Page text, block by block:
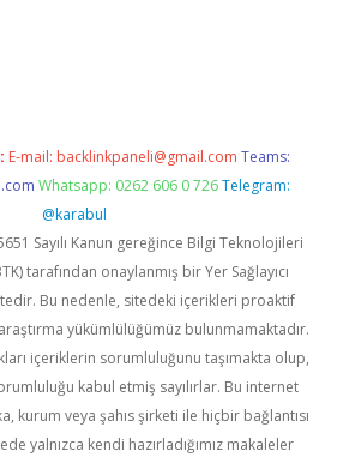
E-mail: backlinkpaneli@gmail.com Teams:
Whatsapp: 0262 606 0 726 Telegram:
@karabul
Sayılı Kanun gereğince Bilgi Teknolojileri
tarafından onaylanmış bir Yer Sağlayıcı
Bu nedenle, sitedeki içerikleri proaktif
yükümlülüğümüz bulunmamaktadır.
içeriklerin sorumluluğunu taşımakta olup,
kabul etmiş sayılırlar. Bu internet
kurum veya şahıs şirketi ile hiçbir bağlantısı
yalnızca kendi hazırladığımız makaleler